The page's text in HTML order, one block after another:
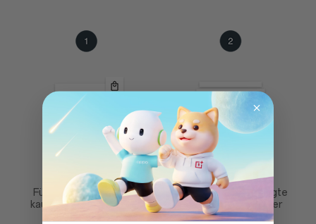
Füge die Artikel, die du
kaufen möchstest, zum
Wähle deine bevorzugte
Zahlungsweise an der
Kasse und wähle